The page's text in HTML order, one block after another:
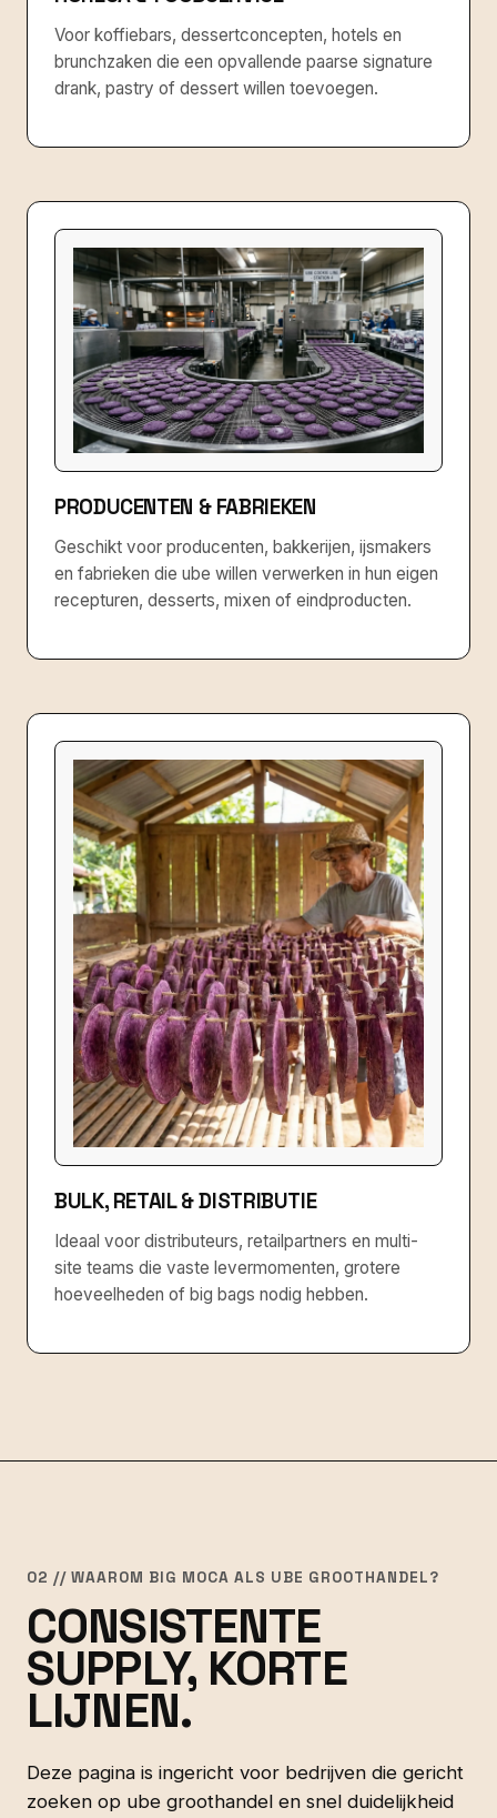
Voor koffiebars, dessertconcepten, hotels en
brunchzaken die een opvallende paarse signature
drank, pastry of dessert willen toevoegen.
PRODUCENTEN & FABRIEKEN
Geschikt voor producenten, bakkerijen, ijsmakers
en fabrieken die ube willen verwerken in hun eigen
recepturen, desserts, mixen of eindproducten.
BULK, RETAIL & DISTRIBUTIE
Ideaal voor distributeurs, retailpartners en multi-
site teams die vaste levermomenten, grotere
hoeveelheden of big bags nodig hebben.
02 // WAAROM BIG MOCA ALS UBE GROOTHANDEL?
CONSISTENTE
SUPPLY, KORTE
LIJNEN.
Deze pagina is ingericht voor bedrijven die gericht
zoeken op ube groothandel en snel duidelijkheid